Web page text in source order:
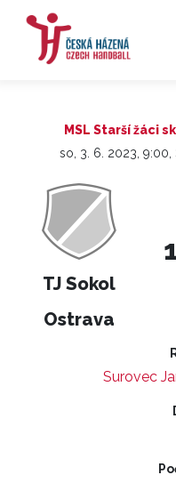
MSL Starší žáci
so, 3. 6. 2023, 9:00,
TJ Sokol
Ostrava
Surovec